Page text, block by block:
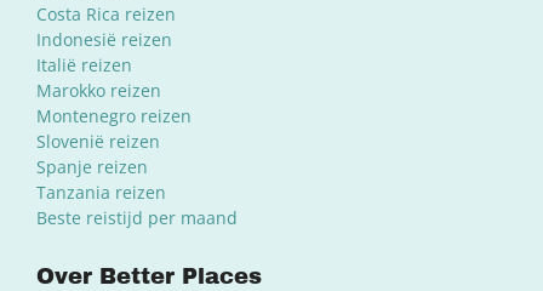
Costa Rica reizen
Indonesië reizen
Italië reizen
Marokko reizen
Montenegro reizen
Slovenië reizen
Spanje reizen
Tanzania reizen
Beste reistijd per maand
Over Better Places